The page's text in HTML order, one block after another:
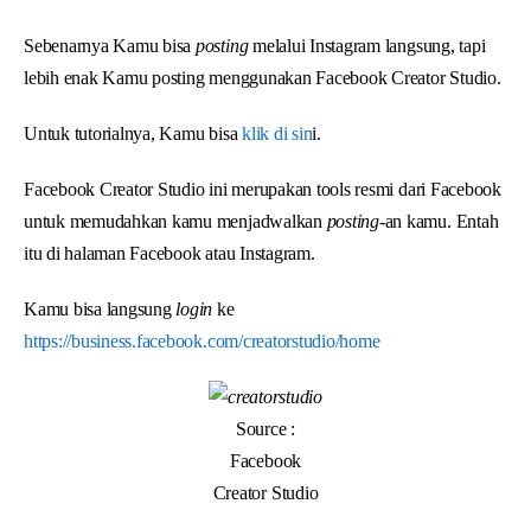
Sebenarnya Kamu bisa postingmelalui Instagram langsung, tapi
lebih enak Kamu posting menggunakan Facebook Creator Studio.
Untuk tutorialnya, Kamu bisaklik di sini.
Facebook Creator Studio ini merupakan tools resmi dari Facebook
untuk memudahkan kamu menjadwalkan posting-an kamu. Entah
itu di halaman Facebook atau Instagram.
Kamu bisa langsung login ke
https://business.facebook.com/creatorstudio/home
Source :
Facebook
Creator Studio